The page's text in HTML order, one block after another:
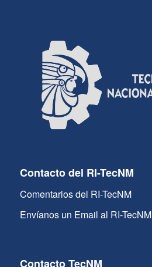
Contacto del RI-TecNM
Comentarios del RI-TecNM
Envíanos un Email al RI-TecNM
Contacto TecNM